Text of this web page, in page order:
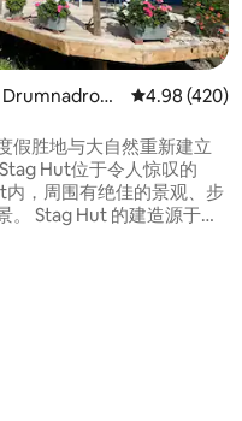
，共 272 条评价
平均评分
4.98 (420)
假胜地与大自然重新建立
Hut位于令人惊叹的
，周围有绝佳的景观、步
。 Stag Hut 的建造源于对